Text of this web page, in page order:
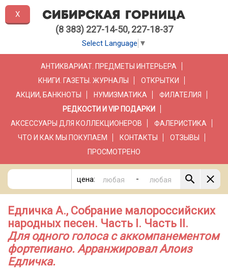
(8 383) 227-14-50, 227-18-37
Select Language ▼
АНТИКВАРИАТ. ПРЕДМЕТЫ ИНТЕРЬЕРА
КНИГИ. ГАЗЕТЫ. ЖУРНАЛЫ
ОТКРЫТКИ
АКЦИИ, БАНКНОТЫ
НУМИЗМАТИКА
ФИЛАТЕЛИЯ
РЕДКОСТИ И VIP ПОДАРКИ
АКСЕССУАРЫ ДЛЯ КОЛЛЕКЦИОНЕРОВ
ФАЛЕРИСТИКА
ЧТО И КАК МЫ ПОКУПАЕМ
КОНТАКТЫ
ОТЗЫВЫ
ПРОСМОТРЕНО
цена: -
Едличка А., Собрание малороссийских
народных песен. Часть I. Часть II.
Для одного голоса с аккомпанементом
фортепиано. Арранжировал Алоиз
Едличка.
X